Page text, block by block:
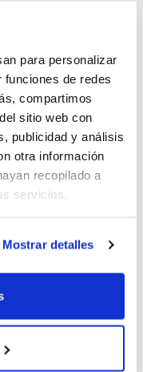
para personalizar
de redes
compartimos
sitio web con
publicidad y análisis
otra información
recopilado a
servicios.
Mostrar detalles
Senior y
Godella